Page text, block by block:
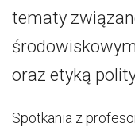
tematy
oraz etyką
Spotkania z